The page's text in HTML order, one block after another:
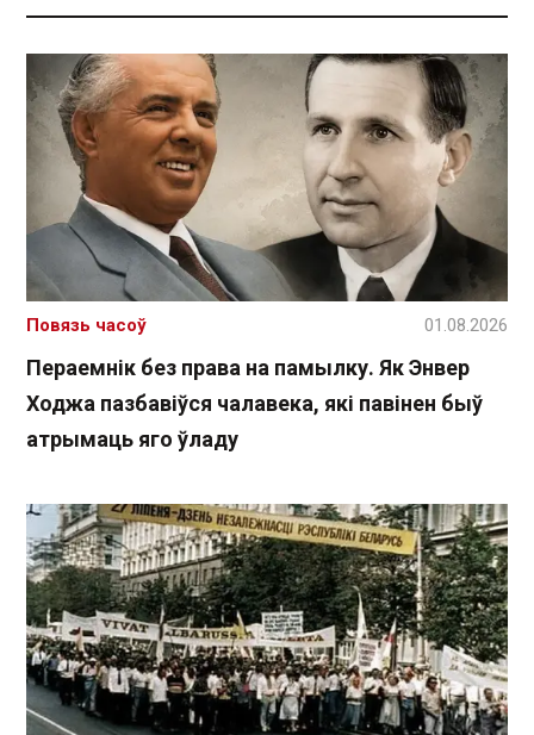
Пераемнік без права на памылку. Як Энвер
Ходжа пазбавіўся чалавека, які павінен быў
атрымаць яго ўладу
Повязь часоў 01.08.2026